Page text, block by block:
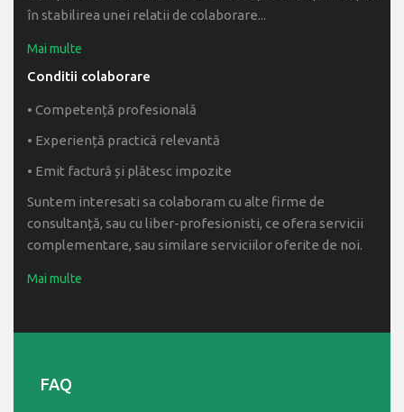
în stabilirea unei relatii de colaborare...
Conditii colaborare
• Competență profesională
• Experiență practică relevantă
• Emit factură și plătesc impozite
Suntem interesati sa colaboram cu alte firme de
consultanță, sau cu liber-profesionisti, ce ofera servicii
complementare, sau similare serviciilor oferite de noi.
FAQ